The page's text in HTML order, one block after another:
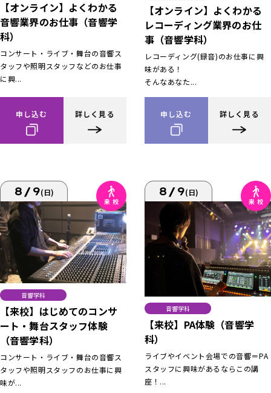
【オンライン】よくわかる
音響業界のお仕事（音響学
科）
コンサート・ライブ・舞台の音響ス
タッフや照明スタッフなどのお仕事
に興...
申し込む 詳しく見る
【オンライン】よくわかる
レコーディング業界のお仕
事（音響学科）
レコーディング(録音)のお仕事に興
味がある！
そんなあなた...
申し込む 詳しく見る
8/9(日)
音響学科
【来校】はじめてのコンサ
ート・舞台スタッフ体験
（音響学科）
コンサート・ライブ・舞台の音響ス
タッフや照明スタッフのお仕事に興
味が...
8/9(日)
音響学科
【来校】PA体験（音響学
科）
ライブやイベント会場での音響＝PA
スタッフに興味があるならこの講
座！...